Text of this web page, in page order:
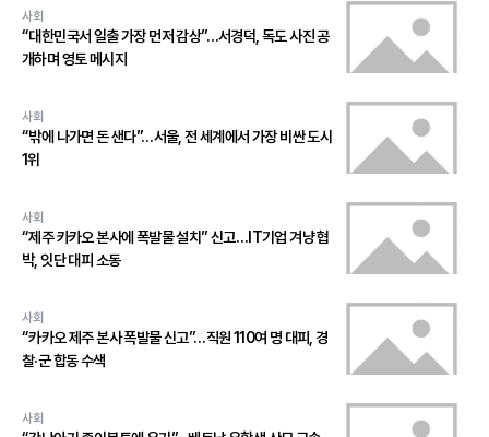
사회
“대한민국서 일출 가장 먼저 감상”…서경덕, 독도 사진 공
개하며 영토 메시지
사회
“밖에 나가면 돈 샌다”…서울, 전 세계에서 가장 비싼 도시
1위
사회
“제주 카카오 본사에 폭발물 설치” 신고…IT기업 겨냥 협
박, 잇단 대피 소동
사회
“카카오 제주 본사 폭발물 신고”…직원 110여 명 대피, 경
찰·군 합동 수색
사회